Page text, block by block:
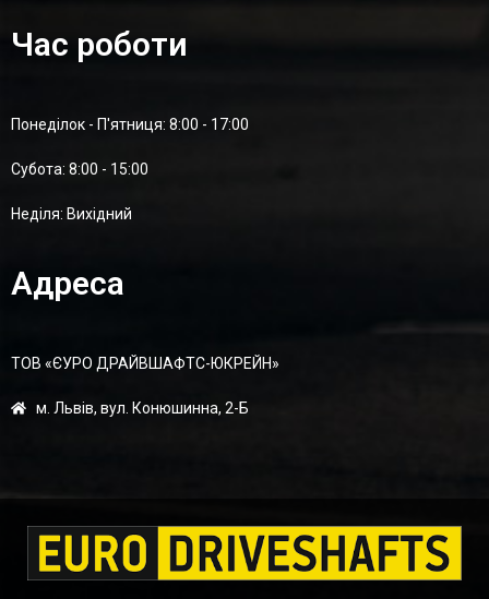
Час роботи
Понеділок - П'ятниця: 8:00 - 17:00
Суботa: 8:00 - 15:00
Неділя: Вихідний
Адреса
ТОВ «ЄУРО ДРАЙВШАФТC-ЮКРЕЙН»
м. Львів, вул. Конюшинна, 2-Б